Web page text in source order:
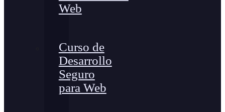
Web
Curso de
Desarrollo
Seguro
para Web